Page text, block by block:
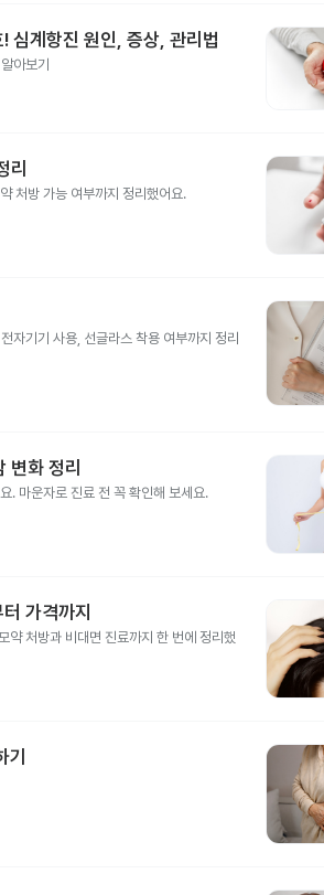
심계항진 원인, 증상, 관리법
아보기
리
처방 가능 여부까지 정리했어요.
자기기 사용, 선글라스 착용 여부까지 정리
변화 정리
. 마운자로 진료 전 꼭 확인해 보세요.
가격까지
약 처방과 비대면 진료까지 한 번에 정리했